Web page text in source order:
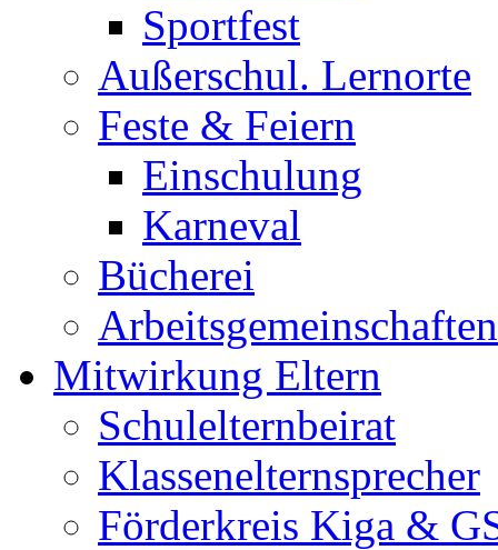
Sportfest
Außerschul. Lernorte
Feste & Feiern
Einschulung
Karneval
Bücherei
Arbeitsgemeinschaften
Mitwirkung Eltern
Schulelternbeirat
Klassenelternsprecher
Förderkreis Kiga &